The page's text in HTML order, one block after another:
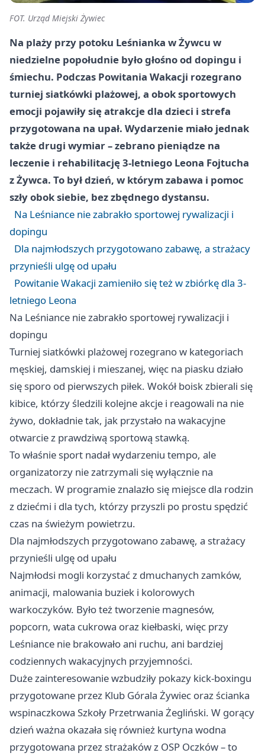
FOT. Urząd Miejski Żywiec
Na plaży przy potoku Leśnianka w Żywcu w
niedzielne popołudnie było głośno od dopingu i
śmiechu. Podczas Powitania Wakacji rozegrano
turniej siatkówki plażowej, a obok sportowych
emocji pojawiły się atrakcje dla dzieci i strefa
przygotowana na upał. Wydarzenie miało jednak
także drugi wymiar – zebrano pieniądze na
leczenie i rehabilitację 3-letniego Leona Fojtucha
z Żywca. To był dzień, w którym zabawa i pomoc
szły obok siebie, bez zbędnego dystansu.
Na Leśniance nie zabrakło sportowej rywalizacji i
dopingu
Dla najmłodszych przygotowano zabawę, a strażacy
przynieśli ulgę od upału
Powitanie Wakacji zamieniło się też w zbiórkę dla 3-
letniego Leona
Na Leśniance nie zabrakło sportowej rywalizacji i
dopingu
Turniej siatkówki plażowej rozegrano w kategoriach
męskiej, damskiej i mieszanej, więc na piasku działo
się sporo od pierwszych piłek. Wokół boisk zbierali się
kibice, którzy śledzili kolejne akcje i reagowali na nie
żywo, dokładnie tak, jak przystało na wakacyjne
otwarcie z prawdziwą sportową stawką.
To właśnie sport nadał wydarzeniu tempo, ale
organizatorzy nie zatrzymali się wyłącznie na
meczach. W programie znalazło się miejsce dla rodzin
z dziećmi i dla tych, którzy przyszli po prostu spędzić
czas na świeżym powietrzu.
Dla najmłodszych przygotowano zabawę, a strażacy
przynieśli ulgę od upału
Najmłodsi mogli korzystać z dmuchanych zamków,
animacji, malowania buziek i kolorowych
warkoczyków. Było też tworzenie magnesów,
popcorn, wata cukrowa oraz kiełbaski, więc przy
Leśniance nie brakowało ani ruchu, ani bardziej
codziennych wakacyjnych przyjemności.
Duże zainteresowanie wzbudziły pokazy kick-boxingu
przygotowane przez Klub Górala Żywiec oraz ścianka
wspinaczkowa Szkoły Przetrwania Żegliński. W gorący
dzień ważna okazała się również kurtyna wodna
przygotowana przez strażaków z OSP Oczków – to